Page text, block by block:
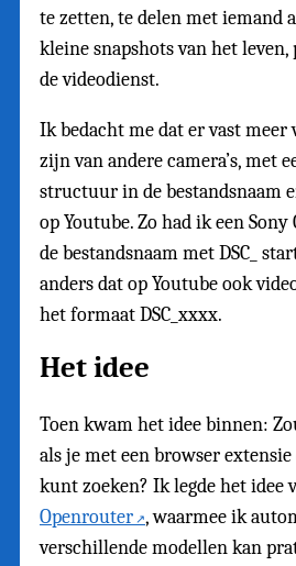
te zetten, te delen met iemand
kleine snapshots van het
de videodienst.
Ik bedacht me dat er vast meer
zijn van andere camera’s, met
structuur in de bestandsnaam
op Youtube. Zo had ik een
de bestandsnaam met DSC_
anders dat op Youtube ook
het formaat DSC_xxxx.
Het idee
Toen kwam het idee binnen:
als je met een browser extensie
kunt zoeken? Ik legde het idee
Openrouter , waarmee ik
verschillende modellen kan